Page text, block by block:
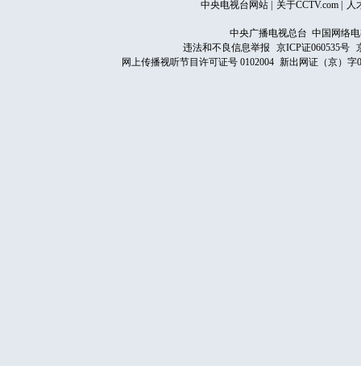
中央电视台网站 关于CCTV.com 人
中央广播电视总台 中国网络
违法和不良信息举报
京ICP证060535号
网上传播视听节目许可证号 0102004 新出网证（京）